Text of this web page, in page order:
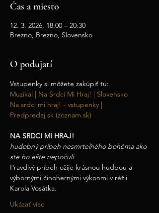
Čas a miesto
12. 3. 2026, 18:00 – 20:30
Brezno, Brezno, Slovensko
O podujatí
Vstupenky si môžete zakúpiť tu:
Muzikál | Na Srdci Mi Hraj! | Slovensko
Na srdci mi hraj! - vstupenky |
Predpredaj.sk (zoznam.sk)
NA SRDCI MI HRAJ!
hudobný príbeh nesmrteľného bohéma ako
ste ho ešte nepočuli
Pravdivý príbeh ožije krásnou hudbou a
výbornými činohernými výkonmi v réžii
Karola Vosátka.
Ukázať viac